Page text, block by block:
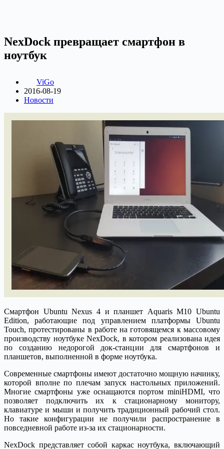
NexDock превращает смартфон в
ноутбук
ViGo
2016-08-19
Новости
Смартфон Ubuntu Nexus 4 и планшет Aquaris M10 Ubuntu
Edition, работающие под управлением платформы Ubuntu
Touch, протестированы в работе на готовящемся к массовому
производству ноутбуке NexDock, в котором реализована идея
по созданию недорогой док-станции для смартфонов и
планшетов, выполненной в форме ноутбука.
Современные смартфоны имеют достаточно мощную начинку,
которой вполне по плечам запуск настольных приложений.
Многие смартфоны уже оснащаются портом miniHDMI, что
позволяет подключить их к стационарному монитору,
клавиатуре и мыши и получить традиционный рабочий стол.
Но такие конфигурации не получили распространение в
повседневной работе из-за их стационарности.
NexDock представляет собой каркас ноутбука, включающий